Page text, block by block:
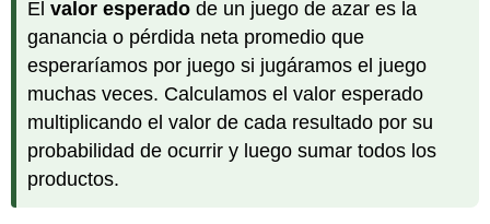
Elvalor esperado de un juego de azar es la
ganancia o pérdida neta promedio que
esperaríamos por juego si jugáramos el juego
muchas veces. Calculamos el valor esperado
multiplicando el valor de cada resultado por su
probabilidad de ocurrir y luego sumar todos los
productos.